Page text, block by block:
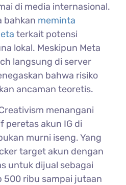
di media internasional.
bahkan meminta
terkait potensi
lokal. Meskipun Meta
langsung di server
bahwa risiko
ancaman teoretis.
menangani
peretas akun IG di
murni iseng. Yang
target akun dengan
untuk dijual sebagai
500 ribu sampai jutaan